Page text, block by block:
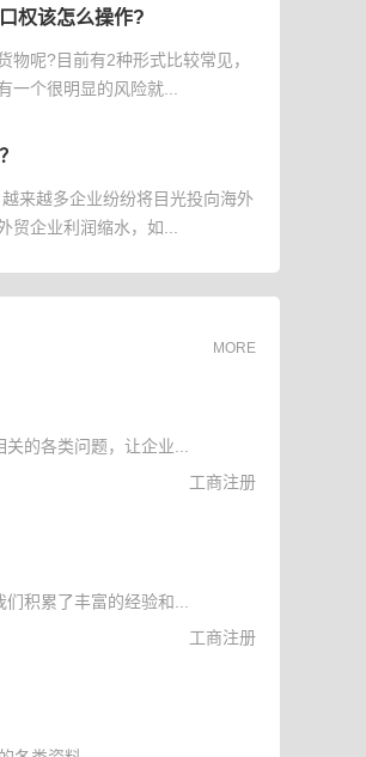
权该怎么操作?
呢?目前有2种形式比较常见，
一个很明显的风险就...
来越多企业纷纷将目光投向海外
贸企业利润缩水，如...
MORE
的各类问题，让企业...
工商注册
积累了丰富的经验和...
工商注册